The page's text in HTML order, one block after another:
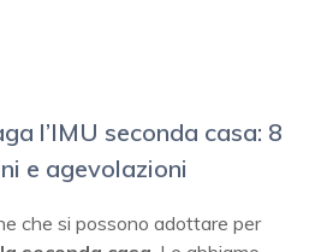
l’IMU seconda casa: 8
e agevolazioni
che si possono adottare per